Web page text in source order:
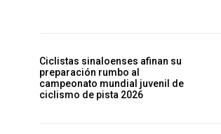
Ciclistas sinaloenses afinan su
preparación rumbo al
campeonato mundial juvenil de
ciclismo de pista 2026